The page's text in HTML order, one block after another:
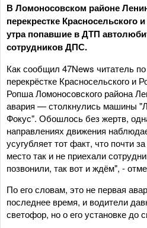
В Ломоносовском районе
перекрестке Красносельского
утра попавшие в ДТП
сотрудников ДПС.
Как сообщил 47News читатель
перекрёстке Красносельского и
Ропша Ломоносовского района
авария — столкнулись машины
Фокус". Обошлось без жертв,
направлениях движения
усугубляет тот факт, что почти
место так и не приехали
позвонили, так вот и ждём", -
По его словам, это не первая
последнее время, и водители
светофор, но о его установке до